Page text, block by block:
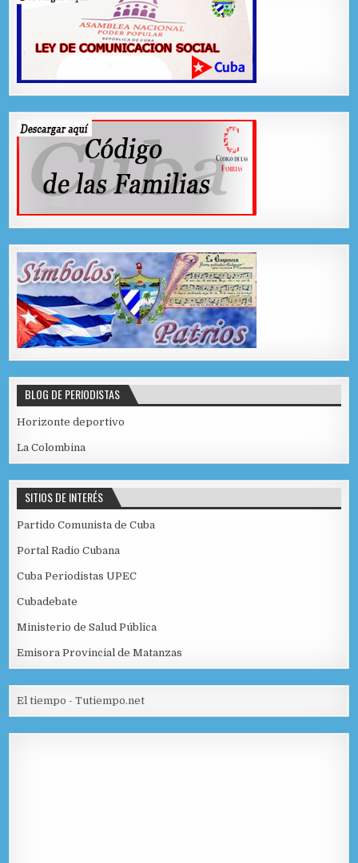
BLOG DE PERIODISTAS
Horizonte deportivo
La Colombina
SITIOS DE INTERÉS
Partido Comunista de Cuba
Portal Radio Cubana
Cuba Periodistas UPEC
Cubadebate
Ministerio de Salud Pública
Emisora Provincial de Matanzas
El tiempo - Tutiempo.net